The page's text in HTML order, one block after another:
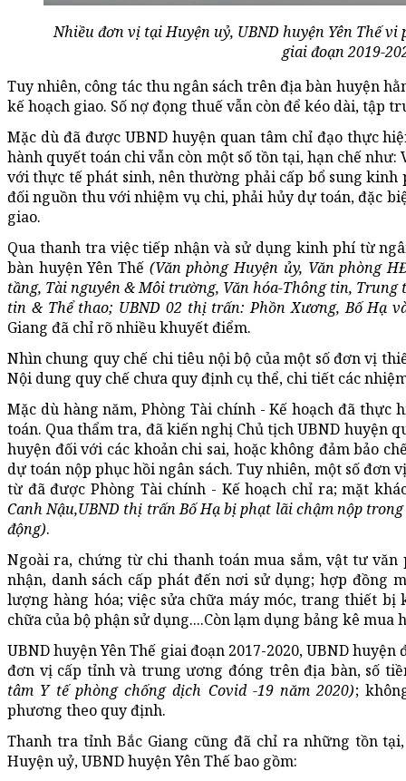
Nhiều đơn vị tại Huyện uỷ, UBND huyện Yên Thế
giai đoạn 2019-
Tuy nhiên, công tác thu ngân sách trên địa bàn huyện
kế hoạch giao. Số nợ đọng thuế vẫn còn để kéo dài, tập
Mặc dù đã được UBND huyện quan tâm chỉ đạo thực
hành quyết toán chi vẫn còn một số tồn tại, hạn chế
với thực tế phát sinh, nên thường phải cấp bổ sung
đối nguồn thu với nhiệm vụ chi, phải hủy dự toán, đặc
giao.
Qua thanh tra việc tiếp nhận và sử dụng kinh phí từ
bàn huyện Yên Thế (Văn phòng Huyện ủy, Văn phòng
tầng, Tài nguyên & Môi trường, Văn hóa-Thông tin, Trung
tin & Thể thao; UBND 02 thị trấn: Phồn Xương, Bố Hạ
Giang đã chỉ rõ nhiều khuyết điểm.
Nhìn chung quy chế chi tiêu nội bộ của một số đơn vị
Nội dung quy chế chưa quy định cụ thể, chi tiết các
Mặc dù hàng năm, Phòng Tài chính - Kế hoạch đã
toán. Qua thẩm tra, đã kiến nghị Chủ tịch UBND huyện
huyện đối với các khoản chi sai, hoặc không đảm bảo
dự toán nộp phục hồi ngân sách. Tuy nhiên, một số đơn
từ đã được Phòng Tài chính - Kế hoạch chỉ ra; mặt
Canh Nậu,UBND thị trấn Bố Hạ bị phạt lãi chậm nộp
động).
Ngoài ra, chứng từ chi thanh toán mua sắm, vật tư văn
nhận, danh sách cấp phát đến nơi sử dụng; hợp đồng
lượng hàng hóa; việc sửa chữa máy móc, trang thiết bị
chữa của bộ phận sử dụng....Còn lạm dụng bảng kê
UBND huyện Yên Thế giai đoạn 2017-2020, UBND
đơn vị cấp tỉnh và trung ương đóng trên địa bàn, số
tâm Y tế phòng chống dịch Covid -19 năm 2020);
phương theo quy định.
Thanh tra tỉnh Bắc Giang cũng đã chỉ ra những tồn
Huyện uỷ, UBND huyện Yên Thế bao gồm: